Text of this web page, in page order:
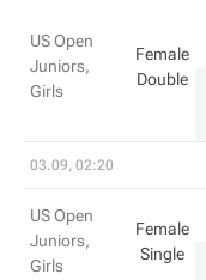
US Open
Juniors,
Girls
Female
Double
03.09, 02:20
US Open
Juniors,
Girls
Female
Single